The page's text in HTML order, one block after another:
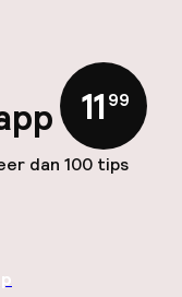
dan 100 tips
11 ,99